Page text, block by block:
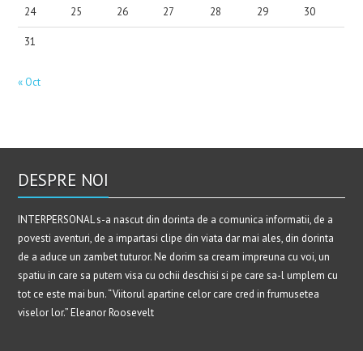
24 25 26 27 28 29 30
31
« Oct
DESPRE NOI
INTERPERSONAL s-a nascut din dorinta de a comunica informatii, de a
povesti aventuri, de a impartasi clipe din viata dar mai ales, din dorinta
de a aduce un zambet tuturor. Ne dorim sa cream impreuna cu voi, un
spatiu in care sa putem visa cu ochii deschisi si pe care sa-l umplem cu
tot ce este mai bun. “Viitorul apartine celor care cred in frumusetea
viselor lor.” Eleanor Roosevelt